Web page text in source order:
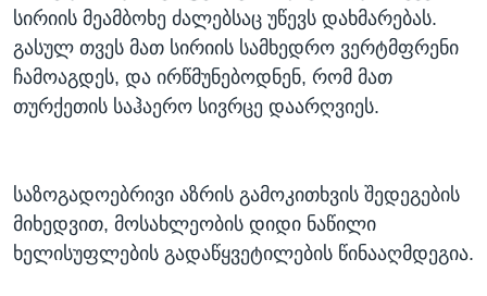
სირიის მეამბოხე ძალებსაც უწევს დახმარებას.
გასულ თვეს მათ სირიის სამხედრო ვერტმფრენი
ჩამოაგდეს, და ირწმუნებოდნენ, რომ მათ
თურქეთის საჰაერო სივრცე დაარღვიეს.
საზოგადოებრივი აზრის გამოკითხვის შედეგების
მიხედვით, მოსახლეობის დიდი ნაწილი
ხელისუფლების გადაწყვეტილების წინააღმდეგია.